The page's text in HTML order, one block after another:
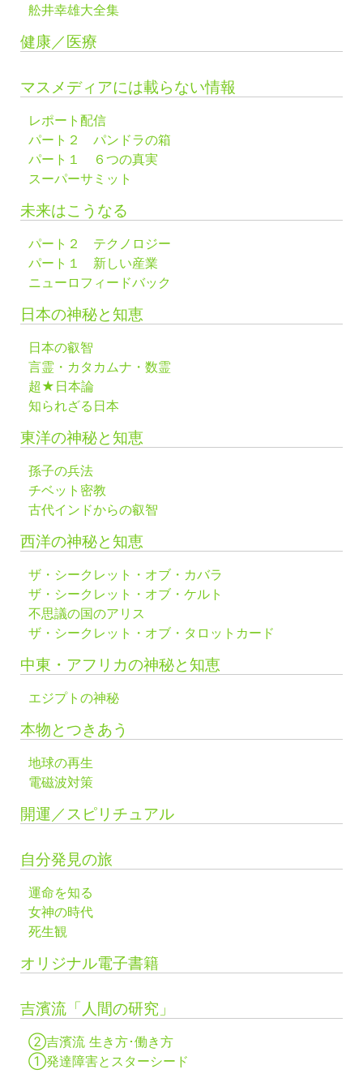
舩井幸雄大全集
健康／医療
マスメディアには載らない情報
レポート配信
パート２ パンドラの箱
パート１ ６つの真実
スーパーサミット
未来はこうなる
パート２ テクノロジー
パート１ 新しい産業
ニューロフィードバック
日本の神秘と知恵
日本の叡智
言霊・カタカムナ・数霊
超★日本論
知られざる日本
東洋の神秘と知恵
孫子の兵法
チベット密教
古代インドからの叡智
西洋の神秘と知恵
ザ・シークレット・オブ・カバラ
ザ・シークレット・オブ・ケルト
不思議の国のアリス
ザ・シークレット・オブ・タロットカード
中東・アフリカの神秘と知恵
エジプトの神秘
本物とつきあう
地球の再生
電磁波対策
開運／スピリチュアル
自分発見の旅
運命を知る
女神の時代
死生観
オリジナル電子書籍
吉濱流「人間の研究」
②吉濱流 生き方･働き方
①発達障害とスターシード